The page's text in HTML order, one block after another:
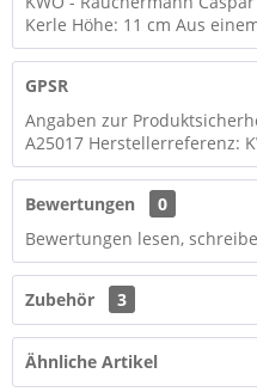
Kerle Höhe: 11 cm Aus
GPSR
Angaben zur
A25017 Herstellerreferenz:
Bewertungen
0
Bewertungen lesen,
Zubehör 3
Ähnliche Artikel